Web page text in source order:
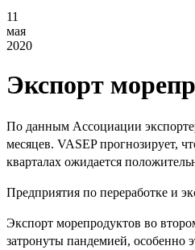
11
мая
2020
Экспорт
По данным Ассоциации
месяцев. VASEP прогнозирует,
кварталах ожидается
Предприятия по переработке и
Экспорт морепродуктов во
затронуты пандемией,